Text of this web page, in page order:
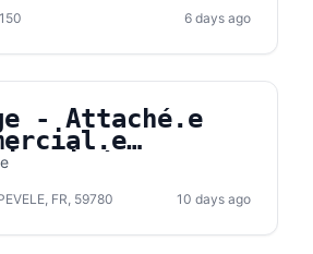
6 days ago
F/H
FR, 59780 10 days ago